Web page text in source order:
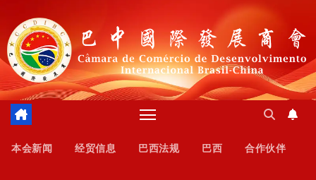
内
本会新闻 经贸信息 巴西法规 巴西 合作伙伴